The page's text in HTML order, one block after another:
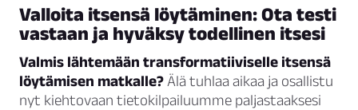
Valloita itsensä löytäminen: Ota testi
vastaan ja hyväksy todellinen itsesi
Valmis lähtemään transformatiiviselle itsensä
löytämisen matkalle?Älä tuhlaa aikaa ja osallistu
nyt kiehtovaan tietokilpailuumme paljastaaksesi